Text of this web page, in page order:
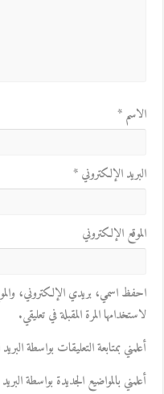
الاسم*
البريد الإلكتروني*
الموقع الإلكتروني
احفظ اسمي، بريدي الإلكتروني،
لاستخدامها المرة المقبلة في تعليقي.
أعلمني بمتابعة التعليقات بواسطة
أعلمني بالمواضيع الجديدة بواسطة